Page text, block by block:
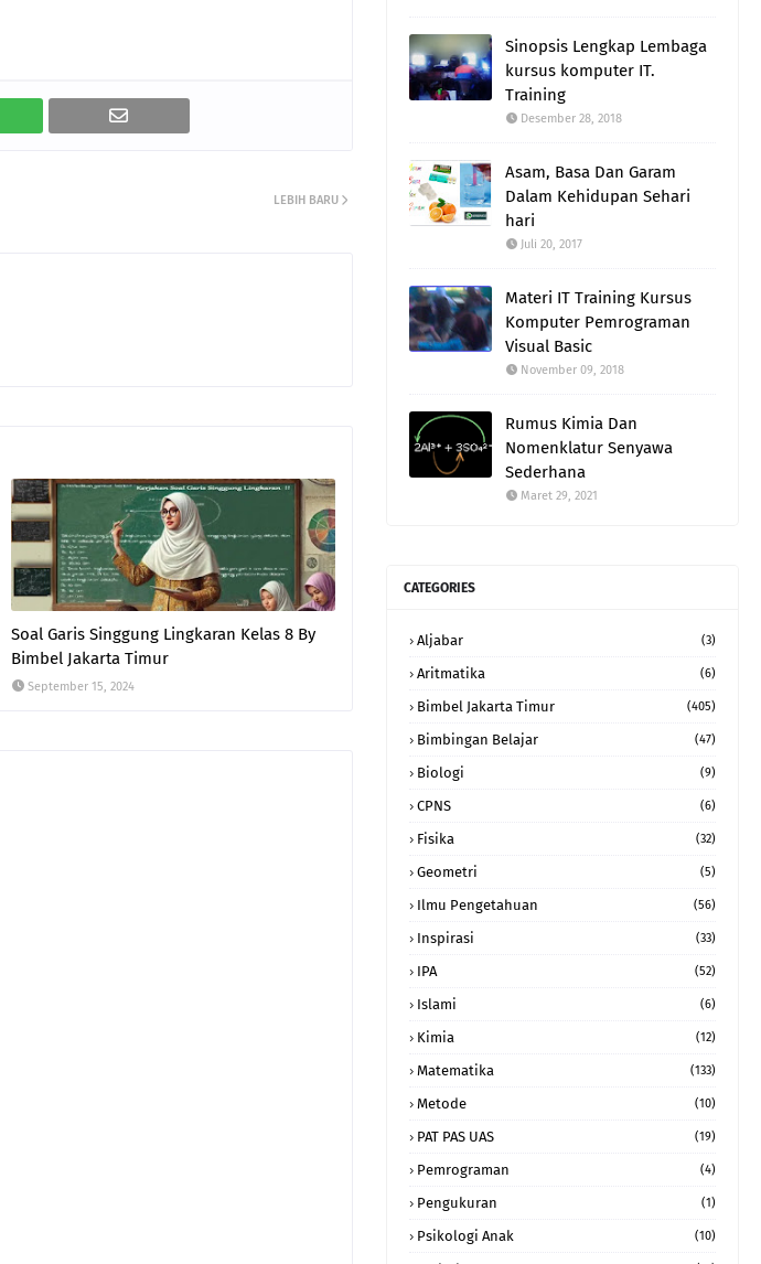
LEBIH BARU
Soal Garis Singgung Lingkaran Kelas 8 By
Bimbel Jakarta Timur
September 15, 2024
Sinopsis Lengkap Lembaga
kursus komputer IT.
Training
Desember 28, 2018
Asam, Basa Dan Garam
Dalam Kehidupan Sehari
hari
Juli 20, 2017
Materi IT Training Kursus
Komputer Pemrograman
Visual Basic
November 09, 2018
Rumus Kimia Dan
Nomenklatur Senyawa
Sederhana
Maret 29, 2021
CATEGORIES
Aljabar (3)
Aritmatika (6)
Bimbel Jakarta Timur (405)
Bimbingan Belajar (47)
Biologi (9)
CPNS (6)
Fisika (32)
Geometri (5)
Ilmu Pengetahuan (56)
Inspirasi (33)
IPA (52)
Islami (6)
Kimia (12)
Matematika (133)
Metode (10)
PAT PAS UAS (19)
Pemrograman (4)
Pengukuran (1)
Psikologi Anak (10)